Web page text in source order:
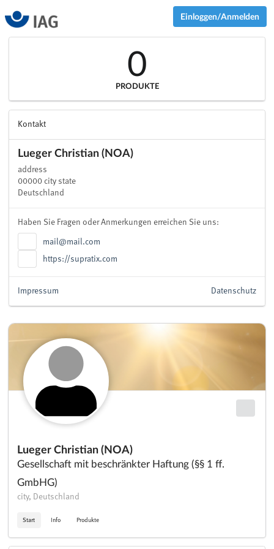
Einloggen/Anmelden
Lueger Christian (NOA)
Gesellschaft mit beschränkter Haftung (§§ 1 ff.
GmbHG)
city, Deutschland
Start Info Produkte
0
PRODUKTE
Kontakt
Lueger Christian (NOA)
address
00000 city state
Deutschland
Haben Sie Fragen oder Anmerkungen erreichen Sie uns:
mail@mail.com
https://supratix.com
Datenschutz
Impressum